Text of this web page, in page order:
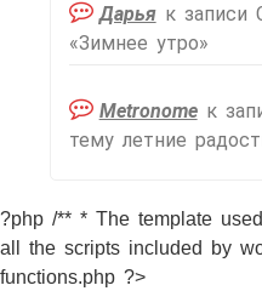
Дарьяк записи
«Зимнее утро»
Metronomeк
тему летние
?php /** * The template
all the scripts included by
functions.php ?>